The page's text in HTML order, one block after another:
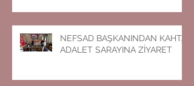
NEFSAD BAŞKANINDAN KAHTA
ADALET SARAYINA ZİYARET